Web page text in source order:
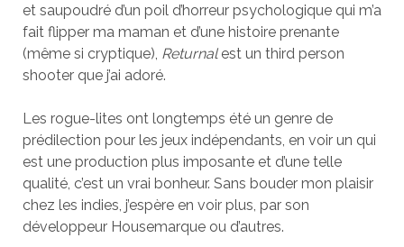
et saupoudré d’un poil d’horreur psychologique qui m’a
fait flipper ma maman et d’une histoire prenante
(même si cryptique), Returnal est un third person
shooter que j’ai adoré.
Les rogue-lites ont longtemps été un genre de
prédilection pour les jeux indépendants, en voir un qui
est une production plus imposante et d’une telle
qualité, c’est un vrai bonheur. Sans bouder mon plaisir
chez les indies, j’espère en voir plus, par son
développeur Housemarque ou d’autres.